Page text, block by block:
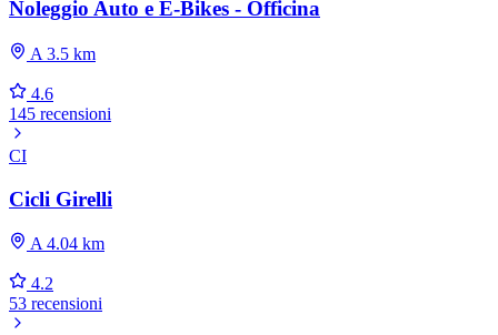
Noleggio Auto e E-Bikes - Officina
A 3.5 km
4.6
145 recensioni
CI
Cicli Girelli
A 4.04 km
4.2
53 recensioni